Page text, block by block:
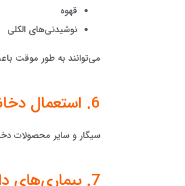
قهوه
نوشیدنی‌های الکلی
می‌توانند به طور موقت
6. استعمال دخانیات
سیگار و سایر محصولات